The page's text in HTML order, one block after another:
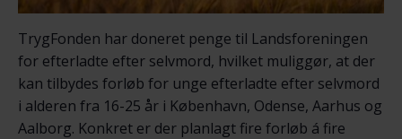
TrygFonden har doneret penge til Landsforeningen
for efterladte efter selvmord, hvilket muliggør, at der
kan tilbydes forløb for unge efterladte efter selvmord
i alderen fra 16-25 år i København, Odense, Aarhus og
Aalborg. Konkret er der planlagt fire forløb á fire